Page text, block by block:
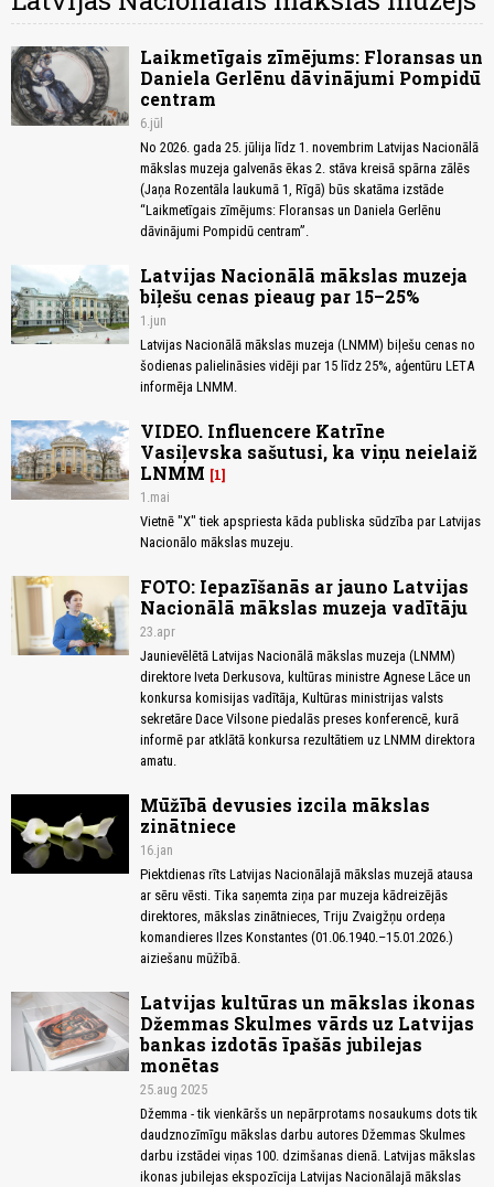
Laikmetīgais zīmējums: Floransas un
Daniela Gerlēnu dāvinājumi Pompidū
centram
6.jūl
No 2026. gada 25. jūlija līdz 1. novembrim Latvijas Nacionālā
mākslas muzeja galvenās ēkas 2. stāva kreisā spārna zālēs
(Jaņa Rozentāla laukumā 1, Rīgā) būs skatāma izstāde
“Laikmetīgais zīmējums: Floransas un Daniela Gerlēnu
dāvinājumi Pompidū centram”.
Latvijas Nacionālā mākslas muzeja
biļešu cenas pieaug par 15–25%
1.jun
Latvijas Nacionālā mākslas muzeja (LNMM) biļešu cenas no
šodienas palielināsies vidēji par 15 līdz 25%, aģentūru LETA
informēja LNMM.
VIDEO. Influencere Katrīne
Vasiļevska sašutusi, ka viņu neielaiž
LNMM
1
1.mai
Vietnē "X" tiek apspriesta kāda publiska sūdzība par Latvijas
Nacionālo mākslas muzeju.
FOTO: Iepazīšanās ar jauno Latvijas
Nacionālā mākslas muzeja vadītāju
23.apr
Jaunievēlētā Latvijas Nacionālā mākslas muzeja (LNMM)
direktore Iveta Derkusova, kultūras ministre Agnese Lāce un
konkursa komisijas vadītāja, Kultūras ministrijas valsts
sekretāre Dace Vilsone piedalās preses konferencē, kurā
informē par atklātā konkursa rezultātiem uz LNMM direktora
amatu.
Mūžībā devusies izcila mākslas
zinātniece
16.jan
Piektdienas rīts Latvijas Nacionālajā mākslas muzejā atausa
ar sēru vēsti. Tika saņemta ziņa par muzeja kādreizējās
direktores, mākslas zinātnieces, Triju Zvaigžņu ordeņa
komandieres Ilzes Konstantes (01.06.1940.–15.01.2026.)
aiziešanu mūžībā.
Latvijas kultūras un mākslas ikonas
Džemmas Skulmes vārds uz Latvijas
bankas izdotās īpašās jubilejas
monētas
25.aug 2025
Džemma - tik vienkāršs un nepārprotams nosaukums dots tik
daudznozīmīgu mākslas darbu autores Džemmas Skulmes
darbu izstādei viņas 100. dzimšanas dienā. Latvijas mākslas
ikonas jubilejas ekspozīcija Latvijas Nacionālajā mākslas